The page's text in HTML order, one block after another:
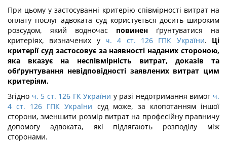
При цьому у застосуванні критерію співмірності витрат на
оплату послуг адвоката суд користується досить широким
розсудом, який водночас повинен ґрунтуватися на
критеріях, визначених у ч. 4 ст. 126 ГПК України. Ці
критерії суд застосовує за наявності наданих стороною,
яка вказує на неспівмірність витрат, доказів та
обґрунтування невідповідності заявлених витрат цим
критеріям.
Згідно ч. 5 ст. 126 ГК України у разі недотримання вимог ч.
4 ст. 126 ГПК України суд може, за клопотанням іншої
сторони, зменшити розмір витрат на професійну правничу
допомогу адвоката, які підлягають розподілу між
сторонами.